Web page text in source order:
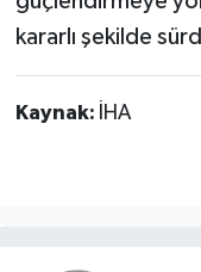
kararlı şekilde
Kaynak: İHA